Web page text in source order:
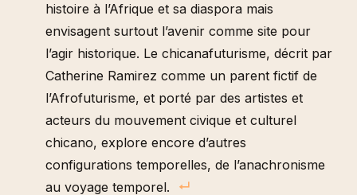
histoire à l’Afrique et sa diaspora mais
envisagent surtout l’avenir comme site pour
l’agir historique. Le chicanafuturisme, décrit par
Catherine Ramirez comme un parent fictif de
l’Afrofuturisme, et porté par des artistes et
acteurs du mouvement civique et culturel
chicano, explore encore d’autres
configurations temporelles, de l’anachronisme
au voyage temporel.